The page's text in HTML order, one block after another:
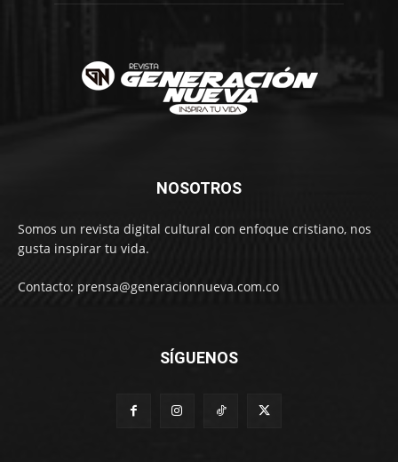
NOSOTROS
Somos un revista digital cultural con enfoque cristiano, nos
gusta inspirar tu vida.
Contacto: prensa@generacionnueva.com.co
SÍGUENOS